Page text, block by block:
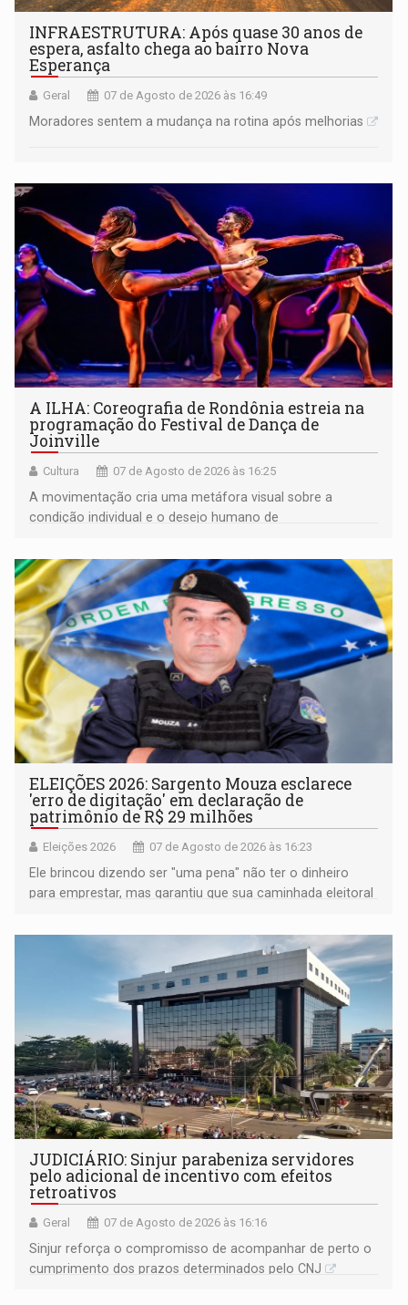
INFRAESTRUTURA: Após quase 30 anos de
espera, asfalto chega ao bairro Nova
Esperança
Geral 07 de Agosto de 2026 às 16:49
Moradores sentem a mudança na rotina após melhorias
A ILHA: Coreografia de Rondônia estreia na
programação do Festival de Dança de
Joinville
Cultura 07 de Agosto de 2026 às 16:25
A movimentação cria uma metáfora visual sobre a
condição individual e o desejo humano de
ELEIÇÕES 2026: Sargento Mouza esclarece
'erro de digitação' em declaração de
patrimônio de R$ 29 milhões
Eleições 2026 07 de Agosto de 2026 às 16:23
Ele brincou dizendo ser "uma pena" não ter o dinheiro
para emprestar, mas garantiu que sua caminhada eleitoral
JUDICIÁRIO: Sinjur parabeniza servidores
pelo adicional de incentivo com efeitos
retroativos
Geral 07 de Agosto de 2026 às 16:16
Sinjur reforça o compromisso de acompanhar de perto o
cumprimento dos prazos determinados pelo CNJ